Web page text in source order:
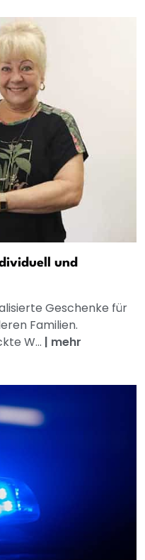
und
Geschenke für
Familien.
W... | mehr